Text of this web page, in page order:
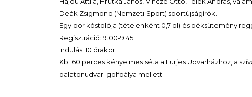
Deák Zsigmond (Nemzeti Sport) sportújságírók.
Egy bor kóstolója (tételenként 0,7 dl) és péksütemény
Regisztráció: 9.00-9.45
Indulás: 10 órakor.
Kb. 60 perces kényelmes séta a Fürjes Udvarházhoz, a
balatonudvari golfpálya mellett.